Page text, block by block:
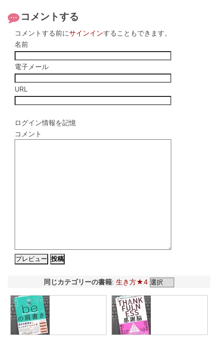
コメントする
コメントする前にサインインすることもできます。
名前
電子メール
URL
ログイン情報を記憶
コメント
同じカテゴリーの書籍: 生き方★4